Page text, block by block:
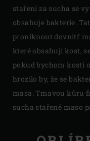
staření za sucha se
obsahuje bakterie.
proniknout dovnitř
které obsahují kost,
pokud bychom kosti
hrozilo by, že se
masa. Tmavou kůru
sucha stařené maso